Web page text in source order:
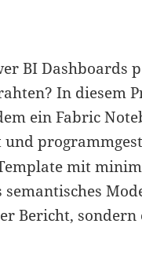
BI Dashboards
In diesem
ein Fabric
mit
Bericht, sondern